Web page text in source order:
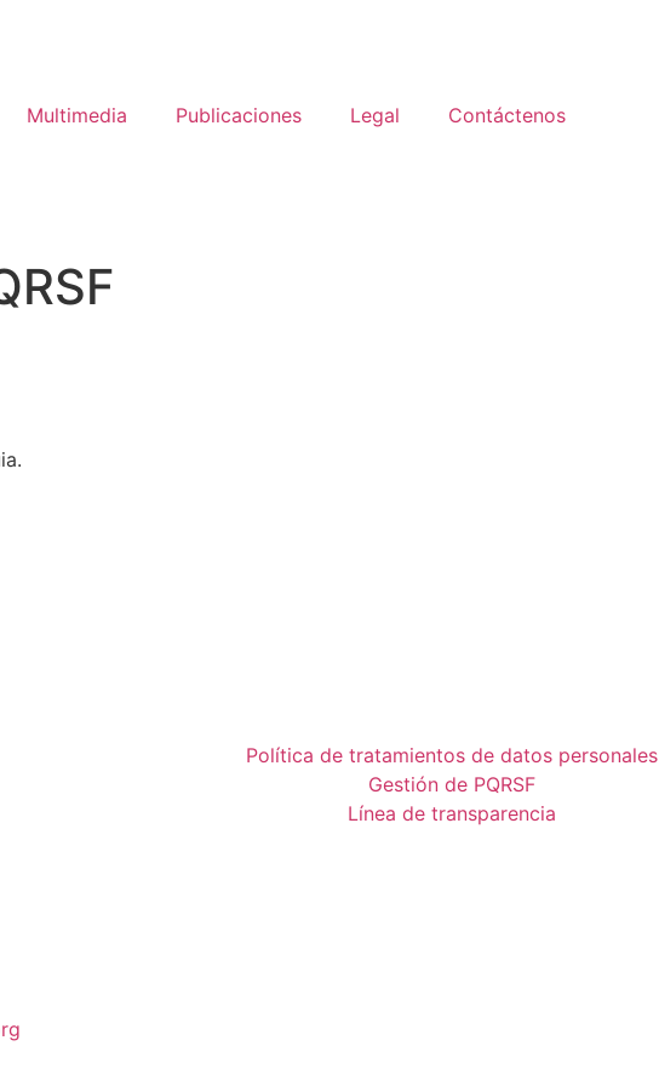
Multimedia Publicaciones Legal Contáctenos
Política de tratamientos de datos personales
Gestión de PQRSF
Línea de transparencia